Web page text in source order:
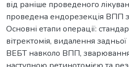
від раніше проведеного
проведена ендорезекція ВПП
Основні етапи операції:
вітректомія, видалення
ВЕБТ навколо ВПП, зварювання